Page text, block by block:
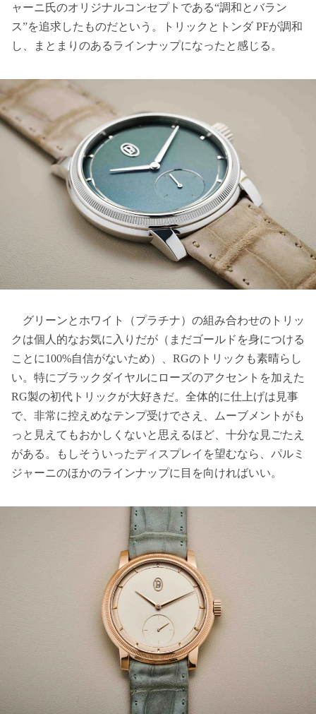
ャーニ氏のオリジナルコンセプトである“調和とバラン
ス”を追求したものだという。トリックとトンダ PFが調和
し、まとまりのあるラインナップになったと感じる。
グリーンとホワイト（プラチナ）の組み合わせのトリッ
クは個人的なお気に入りだが（まだゴールドを身につける
ことに100%自信がないため）、RGのトリックも素晴らし
い。特にブラックダイヤルにローズのアクセントを加えた
RG製の初代トリックが大好きだ。全体的に仕上げは見事
で、非常に控えめなテンプ受けでさえ、ムーブメントがも
っと見えてもおかしくないと思えるほど、十分な見ごたえ
がある。もしそういったディスプレイを望むなら、パルミ
ジャーニのほかのラインナップに目を向ければいい。